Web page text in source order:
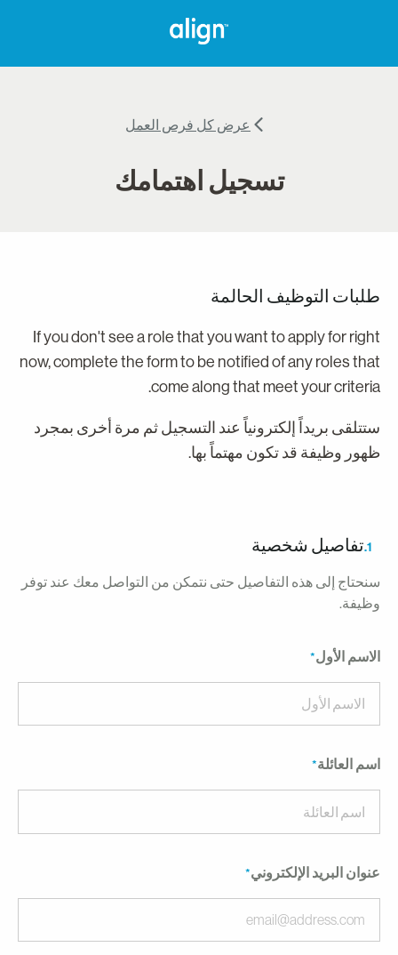
عرض كل فرص العمل
تسجيل اهتمامك
التوظيف الحالمة
If you don't see a role that you want to apply for
now, complete the form to be notified of any roles
come along that meet your
بريداً إلكترونياً عند التسجيل ثم مرة أخرى بمجرد
وظيفة قد تكون مهتماً بها.
تفاصيل شخصية
إلى هذه التفاصيل حتى نتمكن من التواصل معك عند توفر
الأول
العائلة
البريد الإلكتروني